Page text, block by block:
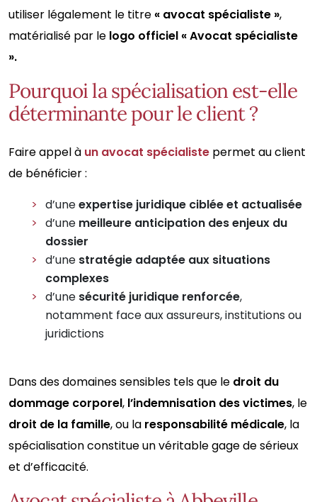
utiliser légalement le titre « avocat spécialiste »,
matérialisé par le logo officiel « Avocat spécialiste
».
Pourquoi la spécialisation est-elle
déterminante pour le client ?
Faire appel à un avocat spécialiste permet au client
de bénéficier :
d’uneexpertise juridique ciblée et actualisée
d’une meilleure anticipation des enjeux du
dossier
d’une stratégie adaptée aux situations
complexes
d’une sécurité juridique renforcée,
notamment face aux assureurs, institutions ou
juridictions
Dans des domaines sensibles tels que le droit du
dommage corporel, l’indemnisation des victimes, le
droit de la famille, ou la responsabilité médicale, la
spécialisation constitue un véritable gage de sérieux
et d’efficacité.